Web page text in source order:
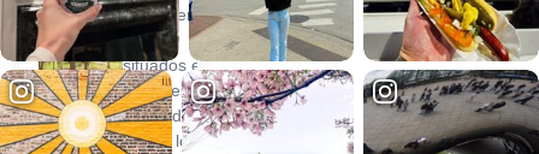
alojamientos
de lujo,
situados en
44 acres de
privacidad,
donde los